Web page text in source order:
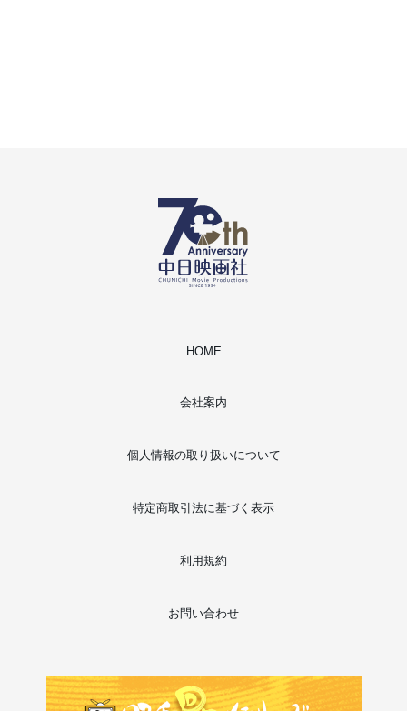
HOME
会社案内
個人情報の取り扱いについて
特定商取引法に基づく表示
利用規約
お問い合わせ